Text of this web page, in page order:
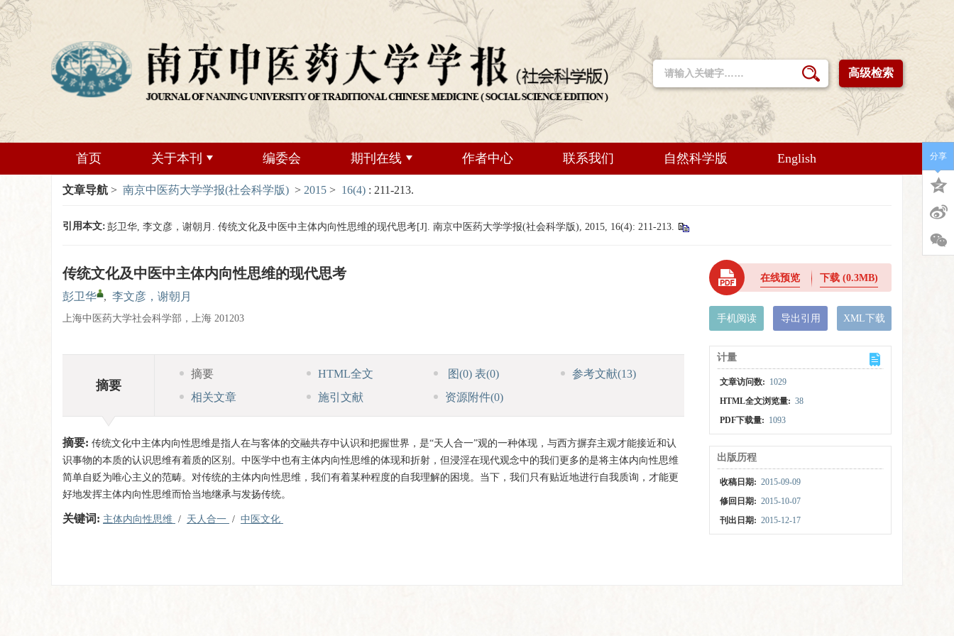
高级检索
首页 关于本刊 编委会 期刊在线 作者中心 联系我们 自然科学版 English
文章导航 > 南京中医药大学学报(社会科学版) > 2015 > 16(4) : 211-213.
引用本文: 彭卫华, 李文彦，谢朝月. 传统文化及中医中主体内向性思维的现代思考[J]. 南京中医药大学学报(社会科学版), 2015, 16(4): 211-213.
传统文化及中医中主体内向性思维的现代思考
彭卫华 , 李文彦，谢朝月
上海中医药大学社会科学部，上海 201203
摘要
摘要 HTML全文 图(0) 表(0) 参考文献(13)
相关文章
施引文献 资源附件(0)
摘要: 传统文化中主体内向性思维是指人在与客体的交融共存中认识和把握世界，是“天人合一”观的一种体现，与西方摒弃主观才能接近和认
识事物的本质的认识思维有着质的区别。中医学中也有主体内向性思维的体现和折射，但浸淫在现代观念中的我们更多的是将主体内向性思维
简单自贬为唯心主义的范畴。对传统的主体内向性思维，我们有着某种程度的自我理解的困境。当下，我们只有贴近地进行自我质询，才能更
好地发挥主体内向性思维而恰当地继承与发扬传统。
关键词: 主体内向性思维 / 天人合一 / 中医文化
在线预览 下载(0.3MB)
手机阅读 导出引用 XML下载
计量
文章访问数: 1029
HTML全文浏览量: 38
PDF下载量: 1093
出版历程
收稿日期: 2015-09-09
修回日期: 2015-10-07
刊出日期: 2015-12-17
分享